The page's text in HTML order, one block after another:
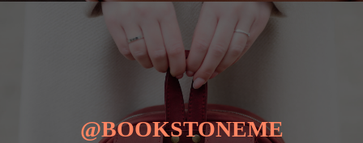
@BOOKSTONEME